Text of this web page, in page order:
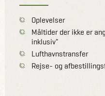
Oplevelser
Måltider der ikke er
inklusiv"
Lufthavnstransfer
Rejse- og